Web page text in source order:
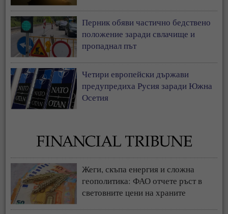
Перник обяви частично бедствено
положение заради свлачище и
пропаднал път
Четири европейски държави
предупредиха Русия заради Южна
Осетия
Жеги, скъпа енергия и сложна
геополитика: ФАО отчете ръст в
световните цени на храните